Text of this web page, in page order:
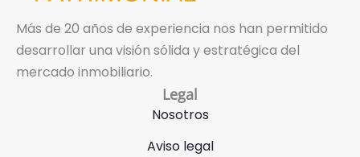
Más de 20 años de experiencia nos han permitido
desarrollar una visión sólida y estratégica del
mercado inmobiliario.
Legal
Nosotros
Aviso legal